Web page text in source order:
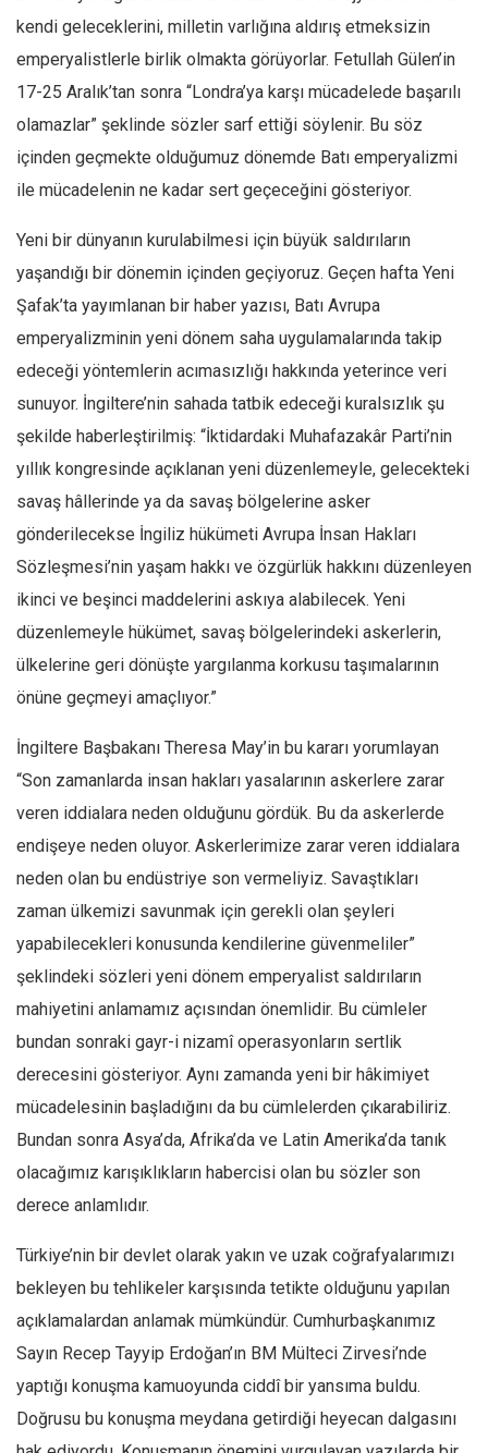
Ekonomi
Spor
Manzara
Sağlık
Gıda-Beslenme
Hayat
Türkiye
Siyaset
Dünya
Avrupa
Asya
Afrika
İslam Dünyası
Düşünce
Dosyalar
kendi geleceklerini, milletin varlığına aldırış etmeksizin
emperyalistlerle birlik olmakta görüyorlar. Fetullah Gülen’in
17-25 Aralık’tan sonra “Londra’ya karşı mücadelede başarılı
olamazlar” şeklinde sözler sarf ettiği söylenir. Bu söz
içinden geçmekte olduğumuz dönemde Batı emperyalizmi
ile mücadelenin ne kadar sert geçeceğini gösteriyor.
Yeni bir dünyanın kurulabilmesi için büyük saldırıların
yaşandığı bir dönemin içinden geçiyoruz. Geçen hafta Yeni
Şafak’ta yayımlanan bir haber yazısı, Batı Avrupa
emperyalizminin yeni dönem saha uygulamalarında takip
edeceği yöntemlerin acımasızlığı hakkında yeterince veri
sunuyor. İngiltere’nin sahada tatbik edeceği kuralsızlık şu
şekilde haberleştirilmiş: “İktidardaki Muhafazakâr Parti’nin
yıllık kongresinde açıklanan yeni düzenlemeyle, gelecekteki
savaş hâllerinde ya da savaş bölgelerine asker
gönderilecekse İngiliz hükümeti Avrupa İnsan Hakları
Sözleşmesi’nin yaşam hakkı ve özgürlük hakkını düzenleyen
ikinci ve beşinci maddelerini askıya alabilecek. Yeni
düzenlemeyle hükümet, savaş bölgelerindeki askerlerin,
ülkelerine geri dönüşte yargılanma korkusu taşımalarının
önüne geçmeyi amaçlıyor.”
İngiltere Başbakanı Theresa May’in bu kararı yorumlayan
“Son zamanlarda insan hakları yasalarının askerlere zarar
veren iddialara neden olduğunu gördük. Bu da askerlerde
endişeye neden oluyor. Askerlerimize zarar veren iddialara
neden olan bu endüstriye son vermeliyiz. Savaştıkları
zaman ülkemizi savunmak için gerekli olan şeyleri
yapabilecekleri konusunda kendilerine güvenmeliler”
şeklindeki sözleri yeni dönem emperyalist saldırıların
mahiyetini anlamamız açısından önemlidir. Bu cümleler
bundan sonraki gayr-i nizamî operasyonların sertlik
derecesini gösteriyor. Aynı zamanda yeni bir hâkimiyet
mücadelesinin başladığını da bu cümlelerden çıkarabiliriz.
Bundan sonra Asya’da, Afrika’da ve Latin Amerika’da tanık
olacağımız karışıklıkların habercisi olan bu sözler son
derece anlamlıdır.
Türkiye’nin bir devlet olarak yakın ve uzak coğrafyalarımızı
bekleyen bu tehlikeler karşısında tetikte olduğunu yapılan
açıklamalardan anlamak mümkündür. Cumhurbaşkanımız
Sayın Recep Tayyip Erdoğan’ın BM Mülteci Zirvesi’nde
yaptığı konuşma kamuoyunda ciddî bir yansıma buldu.
Doğrusu bu konuşma meydana getirdiği heyecan dalgasını